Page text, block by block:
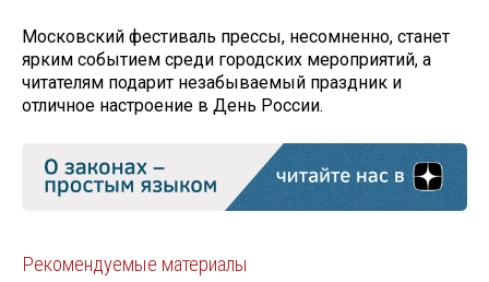
Московский фестиваль прессы, несомненно, станет
ярким событием среди городских мероприятий, а
читателям подарит незабываемый праздник и
отличное настроение в День России.
Рекомендуемые материалы